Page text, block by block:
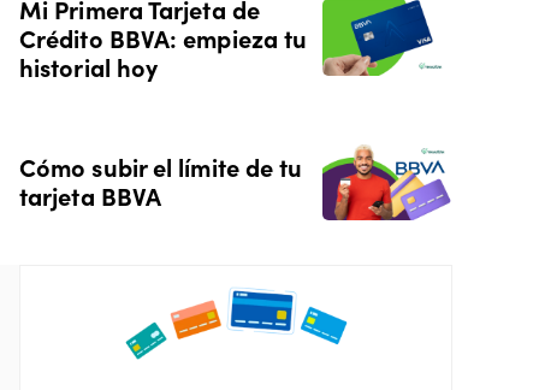
Mi Primera Tarjeta de
Crédito BBVA: empieza tu
historial hoy
Cómo subir el límite de tu
tarjeta BBVA